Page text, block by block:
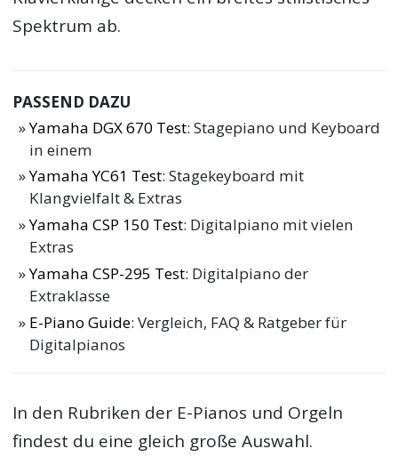
Spektrum ab.
PASSEND DAZU
Yamaha DGX 670 Test: Stagepiano und Keyboard
in einem
Yamaha YC61 Test: Stagekeyboard mit
Klangvielfalt & Extras
Yamaha CSP 150 Test: Digitalpiano mit vielen
Extras
Yamaha CSP-295 Test: Digitalpiano der
Extraklasse
E-Piano Guide: Vergleich, FAQ & Ratgeber für
Digitalpianos
In den Rubriken der E-Pianos und Orgeln
findest du eine gleich große Auswahl.